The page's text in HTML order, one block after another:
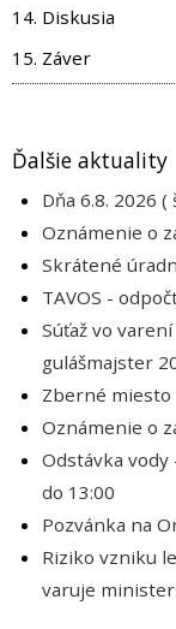
Diskusia
Záver
Ďalšie aktuality
Dňa 6.8. 2026
Oznámenie o
Skrátené
TAVOS -
Súťaž vo
gulášmajster
Zberné miesto
Oznámenie o
Odstávka vody
do 13:00
Pozvánka na
Riziko vzniku
varuje